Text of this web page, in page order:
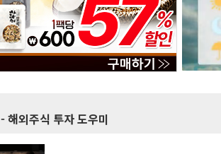
- 해외주식 투자 도우미